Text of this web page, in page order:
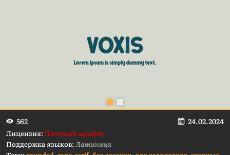
562 24.02.2024
Лицензия:Платный шрифт
Поддержка языков:Латиница